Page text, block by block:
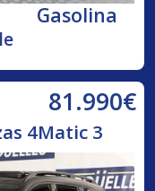
Gasolina
81.990€
4Matic 3